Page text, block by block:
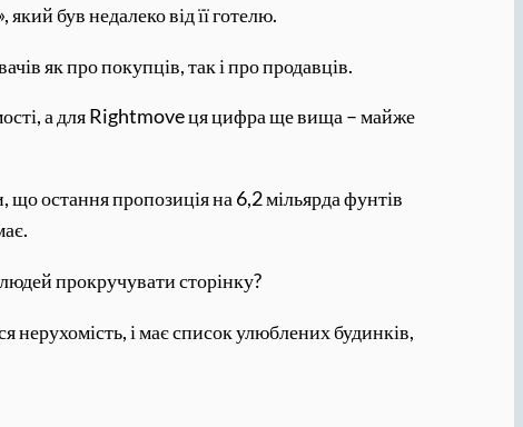
був недалеко від її готелю.
як про покупців, так і про продавців.
а для Rightmove ця цифра ще вища – майже
остання пропозиція на 6,2 мільярда фунтів
прокручувати сторінку?
нерухомість, і має список улюблених будинків,